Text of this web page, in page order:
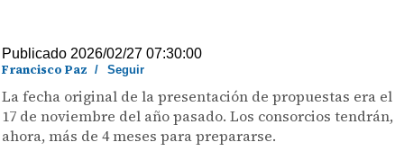
Publicado 2026/02/27 07:30:00
Francisco Paz / Seguir
La fecha original de la presentación de propuestas era el
17 de noviembre del año pasado. Los consorcios tendrán,
ahora, más de 4 meses para prepararse.